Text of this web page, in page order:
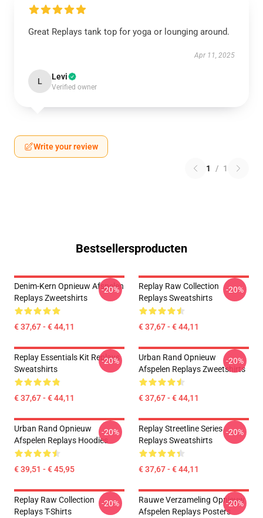
Great Replays tank top for yoga or lounging around.
Apr 11, 2025
L Levi
Verified owner
Write your review
1 / 1
Bestsellersproducten
Denim-Kern Opnieuw Afspelen
Replays Zweetshirts
€ 37,67 - € 44,11
-20%
Replay Raw Collection
Replays Sweatshirts
€ 37,67 - € 44,11
-20%
Replay Essentials Kit Replays
Sweatshirts
€ 37,67 - € 44,11
-20%
Urban Rand Opnieuw
Afspelen Replays Zweetshirts
€ 37,67 - € 44,11
-20%
Urban Rand Opnieuw
Afspelen Replays Hoodies
€ 39,51 - € 45,95
-20%
Replay Streetline Series
Replays Sweatshirts
€ 37,67 - € 44,11
-20%
Replay Raw Collection
Replays T-Shirts
-20%
Rauwe Verzameling Opnieuw
Afspelen Replays Posters
-20%